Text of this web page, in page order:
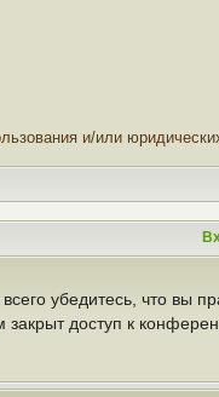
и/или
убедитесь, что вы
доступ к